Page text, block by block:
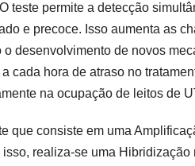
teste permite a detecção
e precoce. Isso aumenta as
desenvolvimento de novos
cada hora de atraso no
na ocupação de leitos de
que consiste em uma
realiza-se uma